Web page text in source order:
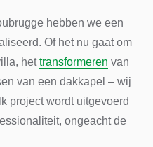
hebben we een
Of het nu gaat om
hettransformeren van
van een dakkapel – wij
project wordt uitgevoerd
ongeacht de